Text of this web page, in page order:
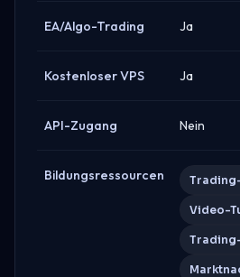
EA/Algo-Trading Ja
Kostenloser VPS Ja
API-Zugang Nein
Bildungsressourcen
Video-